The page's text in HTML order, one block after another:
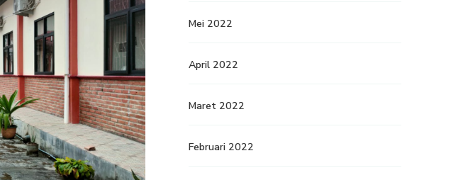
Mei 2022
April 2022
Maret 2022
Februari 2022